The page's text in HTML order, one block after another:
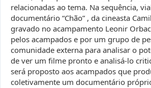
relacionadas ao tema. Na sequência,
documentário “Chão” , da cineasta
gravado no acampamento Leonir
pelos acampados e por um grupo de
comunidade externa para analisar o
de ver um filme pronto e analisá-lo
será proposto aos acampados que
coletivamente um documentário